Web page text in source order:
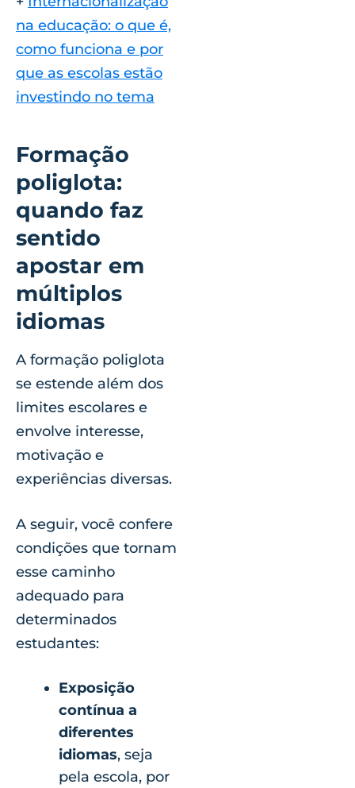
na educação: o que é,
como funciona e por
que as escolas estão
investindo no tema
Formação
poliglota:
quando faz
sentido
apostar em
múltiplos
idiomas
A formação poliglota
se estende além dos
limites escolares e
envolve interesse,
motivação e
experiências diversas.
A seguir, você confere
condições que tornam
esse caminho
adequado para
determinados
estudantes:
Exposição
contínua a
diferentes
idiomas, seja
pela escola, por